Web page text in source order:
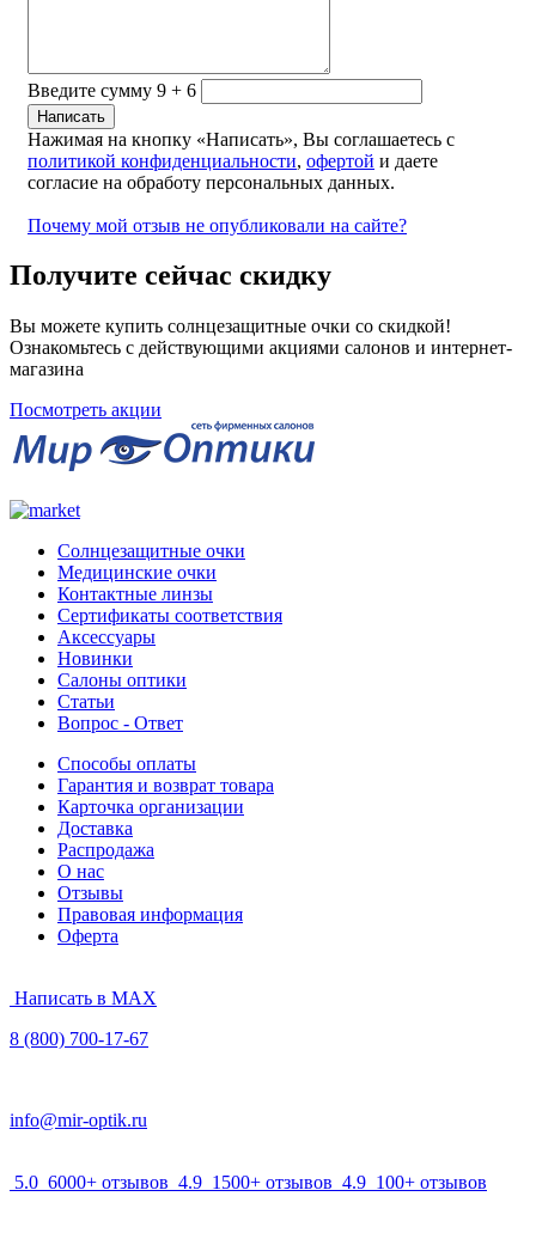
Введите сумму 9 + 6
Нажимая на кнопку «Написать», Вы соглашаетесь с
политикой конфиденциальности, офертой и даете
согласие на обработу персональных данных.
Почему мой отзыв не опубликовали на сайте?
Получите сейчас скидку
Вы можете купить солнцезащитные очки со скидкой!
Ознакомьтесь с действующими акциями салонов и интернет-
магазина
Посмотреть акции
Солнцезащитные очки
Медицинские очки
Контактные линзы
Сертификаты соответствия
Аксессуары
Новинки
Салоны оптики
Статьи
Вопрос - Ответ
Способы оплаты
Гарантия и возврат товара
Карточка организации
Доставка
Распродажа
О нас
Отзывы
Правовая информация
Оферта
Написать в MAX
8 (800) 700-17-67
info@mir-optik.ru
5.0 6000+ отзывов 4.9 1500+ отзывов 4.9 100+ отзывов